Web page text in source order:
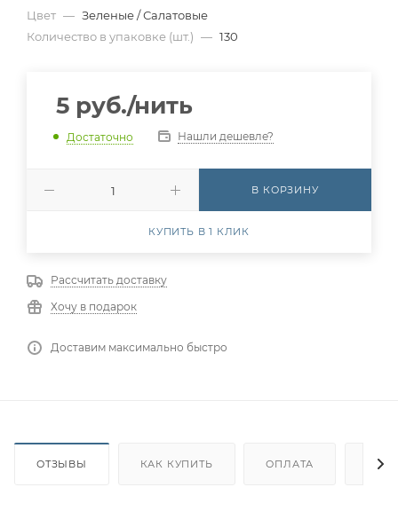
Цвет — Зеленые / Салатовые
Количество в упаковке (шт.) — 130
5 руб./нить
Достаточно Нашли дешевле?
В КОРЗИНУ
КУПИТЬ В 1 КЛИК
Рассчитать доставку
Хочу в подарок
Доставим максимально быстро
ОТЗЫВЫ КАК КУПИТЬ ОПЛАТА